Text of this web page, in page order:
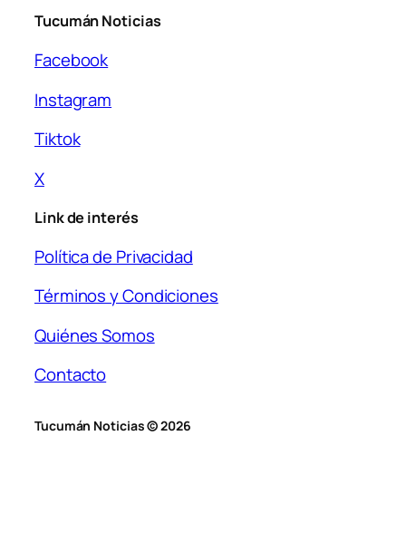
Tucumán Noticias
Facebook
Instagram
Tiktok
X
Link de interés
Política de Privacidad
Términos y Condiciones
Quiénes Somos
Contacto
Tucumán Noticias © 2026